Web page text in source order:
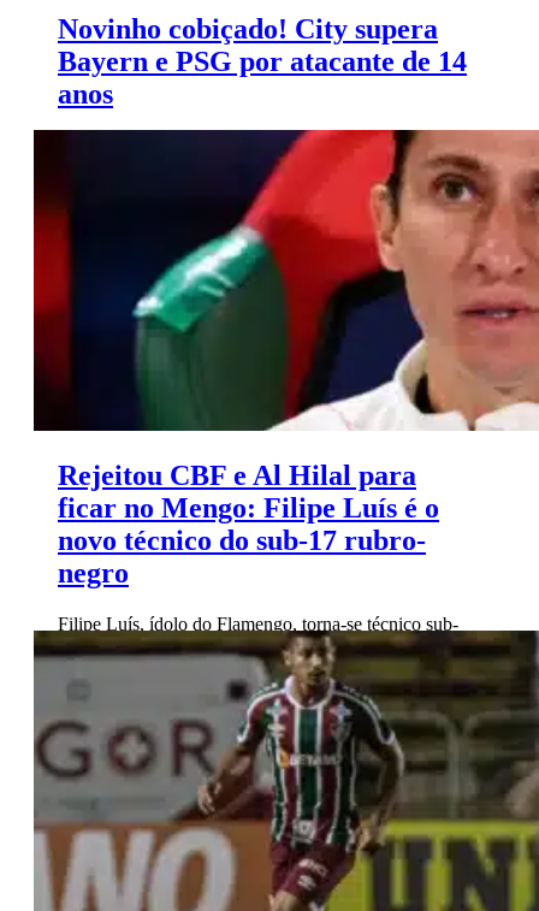
Novinho cobiçado! City supera
Bayern e PSG por atacante de 14
anos
O Manchester City larga na frente para contratar jovem
talento do futebol juvenil norte-americano.
Rejeitou CBF e Al Hilal para
ficar no Mengo: Filipe Luís é o
novo técnico do sub-17 rubro-
negro
Filipe Luís, ídolo do Flamengo, torna-se técnico sub-
17, recusando ofertas. Transição promissora encerra
brilhante carreira como jogador.